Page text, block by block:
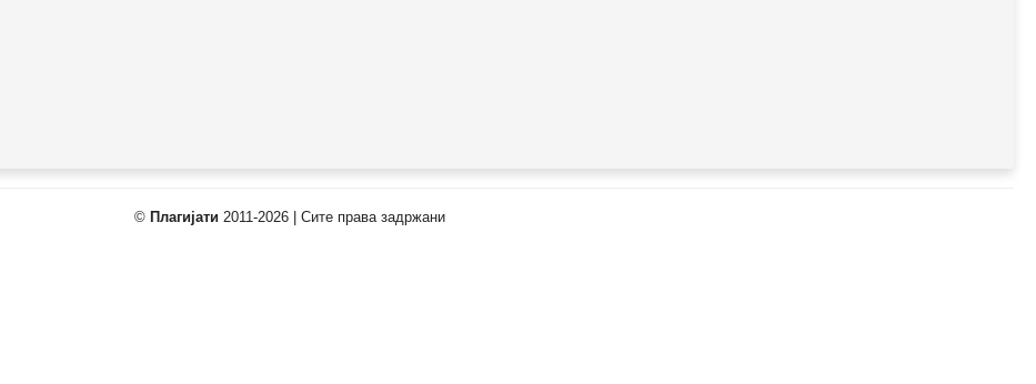
© Плагијати 2011-2026 | Сите права задржани